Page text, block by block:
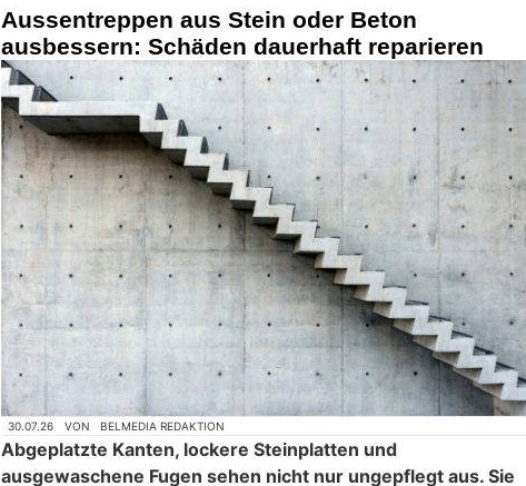
Aussentreppen aus Stein oder Beton
ausbessern: Schäden dauerhaft reparieren
30.07.26 VON BELMEDIA REDAKTION
Abgeplatzte Kanten, lockere Steinplatten und
ausgewaschene Fugen sehen nicht nur ungepflegt aus. Sie